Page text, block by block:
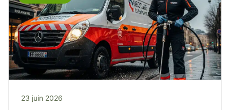
23 juin 2026